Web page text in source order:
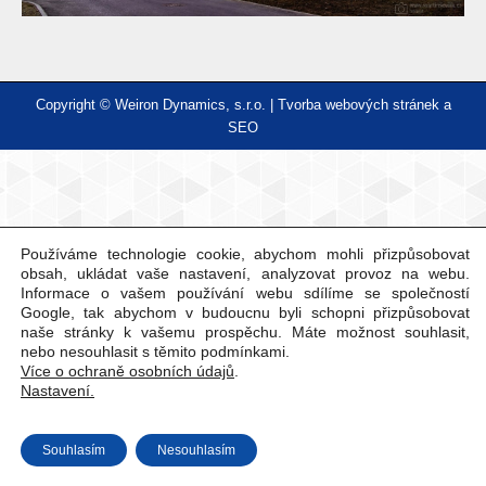
Copyright © Weiron Dynamics, s.r.o. | Tvorba webových stránek a
SEO
Používáme technologie cookie, abychom mohli přizpůsobovat
obsah, ukládat vaše nastavení, analyzovat provoz na webu.
Informace o vašem používání webu sdílíme se společností
Google, tak abychom v budoucnu byli schopni přizpůsobovat
naše stránky k vašemu prospěchu. Máte možnost souhlasit,
nebo nesouhlasit s těmito podmínkami.
Více o ochraně osobních údajů
Nastavení.
Souhlasím Nesouhlasím